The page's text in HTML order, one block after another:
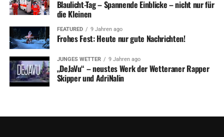
Blaulicht-Tag – Spannende Einblicke – nicht nur für
die Kleinen
FEATURED 9 Jahren ago
Frohes Fest: Heute nur gute Nachrichten!
JUNGES WETTER 9 Jahren ago
„DeJaVu“ – neustes Werk der Wetteraner Rapper
Skipper und AdriNalin